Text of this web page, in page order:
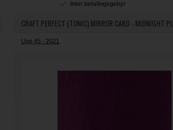
Intet betalingsgebyr
CRAFT PERFECT (TONIC) MIRROR CARD - MIDNIGHT
Uge 45 - 2021